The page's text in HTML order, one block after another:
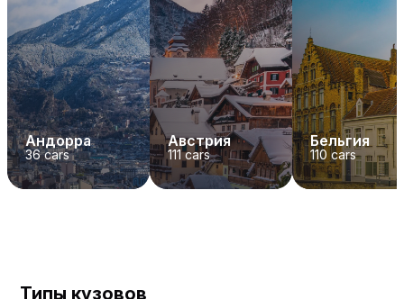
Андорра
36cars
Австрия
111cars
Бельгия
110 cars
Типы кузовов